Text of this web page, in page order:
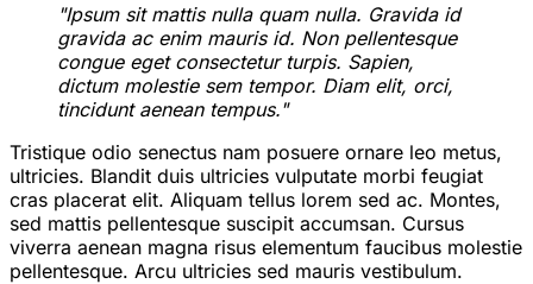
"Ipsum sit mattis nulla quam nulla. Gravida id
gravida ac enim mauris id. Non pellentesque
congue eget consectetur turpis. Sapien,
dictum molestie sem tempor. Diam elit, orci,
tincidunt aenean tempus."
Tristique odio senectus nam posuere ornare leo metus,
ultricies. Blandit duis ultricies vulputate morbi feugiat
cras placerat elit. Aliquam tellus lorem sed ac. Montes,
sed mattis pellentesque suscipit accumsan. Cursus
viverra aenean magna risus elementum faucibus molestie
pellentesque. Arcu ultricies sed mauris vestibulum.